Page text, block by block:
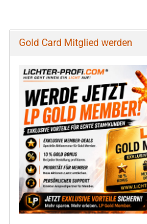
Gold Card Mitglied werden